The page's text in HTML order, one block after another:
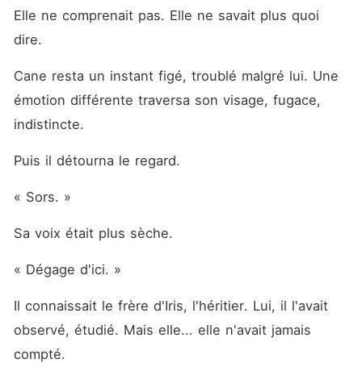
Elle ne comprenait pas. Elle ne savait plus quoi
dire.
Cane resta un instant figé, troublé malgré lui. Une
émotion différente traversa son visage, fugace,
indistincte.
Puis il détourna le regard.
« Sors. »
Sa voix était plus sèche.
« Dégage d'ici. »
Il connaissait le frère d'Iris, l'héritier. Lui, il l'avait
observé, étudié. Mais elle... elle n'avait jamais
compté.